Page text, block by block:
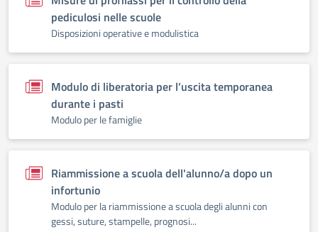
pediculosi nelle scuole
Disposizioni operative e modulistica
Modulo di liberatoria per l’uscita temporanea
durante i pasti
Modulo per le famiglie
Riammissione a scuola dell'alunno/a dopo un
infortunio
Modulo per la riammissione a scuola degli alunni con
gessi, suture, stampelle, prognosi...